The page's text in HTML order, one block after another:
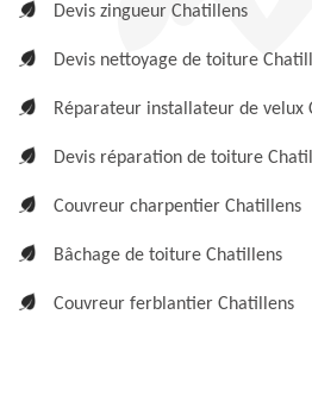
Devis zingueur Chatillens
Devis nettoyage de toiture
Réparateur installateur de velux
Devis réparation de toiture
Couvreur charpentier Chatillens
Bâchage de toiture Chatillens
Couvreur ferblantier Chatillens